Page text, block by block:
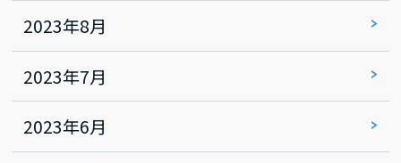
2023年8月
2023年7月
2023年6月